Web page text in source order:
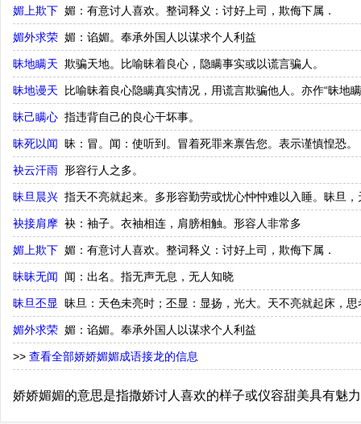
媚上欺下 媚：有意讨人喜欢。整词释义：讨好上司，欺侮下属．
媚外求荣 媚：谄媚。奉承外国人以谋求个人利益
昧地瞒天 欺骗天地。比喻昧着良心，隐瞒事实或以谎言骗人。
昧地谩天 比喻昧着良心隐瞒真实情况，用谎言欺骗他人。亦作“昧地
昧己瞒心 指违背自己的良心干坏事。
昧死以闻 昧：冒。闻：使听到。冒着死罪来禀告您。表示谨慎惶恐。
袂云汗雨 形容行人之多。
昧旦晨兴 指天不亮就起来。多形容勤劳或忧心忡忡难以入睡。昧旦
袂接肩摩 袂：袖子。衣袖相连，肩膀相触。形容人非常多
媚上欺下 媚：有意讨人喜欢。整词释义：讨好上司，欺侮下属．
昧昧无闻 闻：出名。指无声无息，无人知晓
昧旦丕显 昧旦：天色未亮时；丕显：显扬，光大。天不亮就起床，
媚外求荣 媚：谄媚。奉承外国人以谋求个人利益
>> 查看全部娇娇媚媚成语接龙的信息
娇娇媚媚的意思是指撒娇讨人喜欢的样子或仪容甜美具有魅力